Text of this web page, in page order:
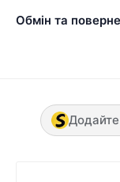
Обмін та